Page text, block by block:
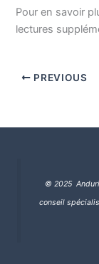
Pour en savoir
lectures
PREVIOUS
© 2025
conseil